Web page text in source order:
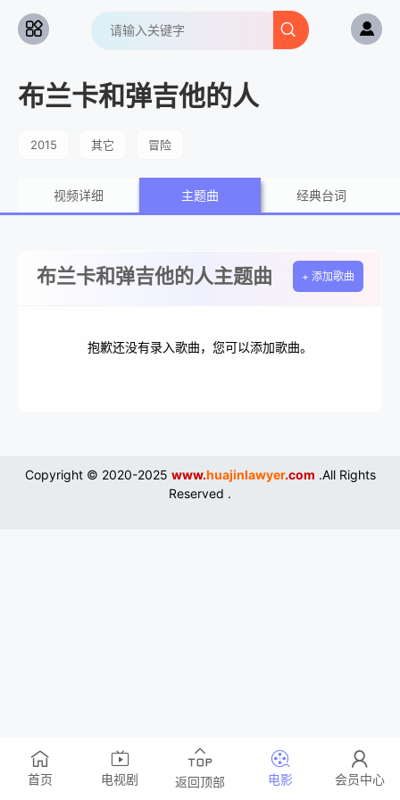
布兰卡和弹吉他的人
2015 其它 冒险
视频详细 主题曲 经典台词
布兰卡和弹吉他的人主题曲 + 添加歌曲
抱歉还没有录入歌曲，您可以添加歌曲。
Copyright © 2020-2025 www.huajinlawyer.com .All Rights
Reserved .
首页 电视剧 返回顶部 电影 会员中心